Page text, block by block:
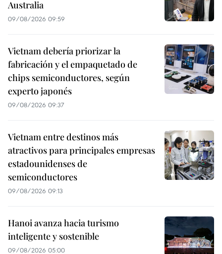
Australia
09/08/2026 09:59
Vietnam debería priorizar la
fabricación y el empaquetado de
chips semiconductores, según
experto japonés
09/08/2026 09:37
Vietnam entre destinos más
atractivos para principales empresas
estadounidenses de
semiconductores
09/08/2026 09:13
Hanoi avanza hacia turismo
inteligente y sostenible
09/08/2026 05:00